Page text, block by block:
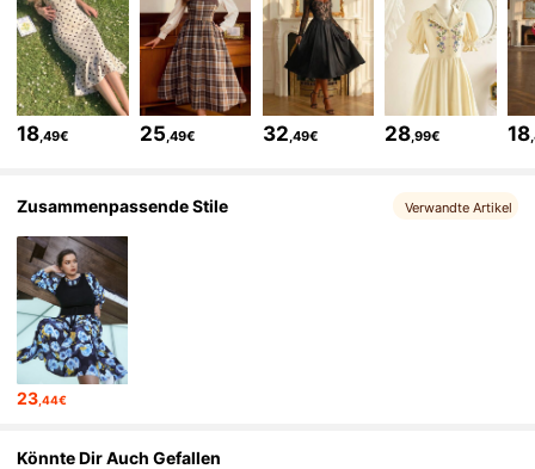
4,77 645K Follower
4,77 645K Follower
645K Follower
4,77
18,49€ 25,49€ 32,49€ 28,99€ 18
Zusammenpassende Stile Verwandte Artikel
23 ,44€
Könnte Dir Auch Gefallen